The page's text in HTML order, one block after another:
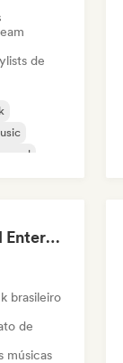
de
soul
Dreamers Island Entertainment
brasileiro
de
músicas